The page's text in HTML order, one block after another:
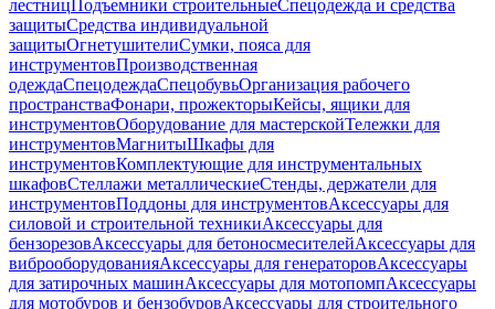
лестницПодъемники строительныеСпецодежда и средства
защитыСредства индивидуальной
защитыОгнетушителиСумки, пояса для
инструментовПроизводственная
одеждаСпецодеждаСпецобувьОрганизация рабочего
пространстваФонари, прожекторыКейсы, ящики для
инструментовОборудование для мастерскойТележки для
инструментовМагнитыШкафы для
инструментовКомплектующие для инструментальных
шкафовСтеллажи металлическиеСтенды, держатели для
инструментовПоддоны для инструментовАксессуары для
силовой и строительной техникиАксессуары для
бензорезовАксессуары для бетоносмесителейАксессуары для
виброоборудованияАксессуары для генераторовАксессуары
для затирочных машинАксессуары для мотопомпАксессуары
для мотобуров и бензобуровАксессуары для строительного